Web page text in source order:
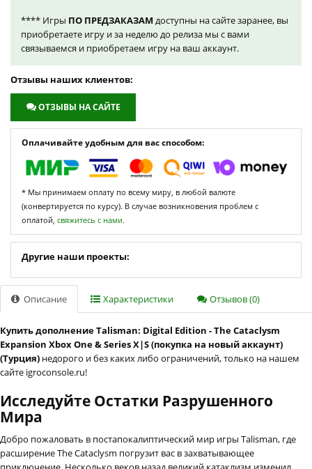
**** Игры ПО ПРЕДЗАКАЗАМ доступны на сайте заранее, вы
приобретаете игру и за неделю до релиза мы с вами
связываемся и приобретаем игру на ваш аккаунт.
Отзывы наших клиентов:
ОТЗЫВЫ НА САЙТЕ
Оплачивайте удобным для вас способом:
* Мы принимаем оплату по всему миру, в любой валюте
(конвертируется по курсу). В случае возникновения проблем с
оплатой, свяжитесь с нами.
Другие наши проекты:
Описание Характеристики Отзывов (0)
Купить дополнение Talisman: Digital Edition - The Cataclysm
Expansion Xbox One & Series X|S (покупка на новый аккаунт)
(Турция) недорого и без каких либо ограничений, только на нашем
сайте igroconsole.ru!
Исследуйте Остатки Разрушенного
Мира
Добро пожаловать в постапокалиптический мир игры Talisman, где
расширение The Cataclysm погрузит вас в захватывающее